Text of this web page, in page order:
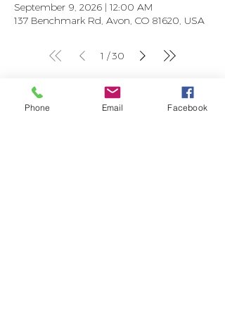
September 9, 2026 | 12:00 AM
137 Benchmark Rd, Avon, CO 81620, USA
1 /30
Contact Us
Phone Email Facebook